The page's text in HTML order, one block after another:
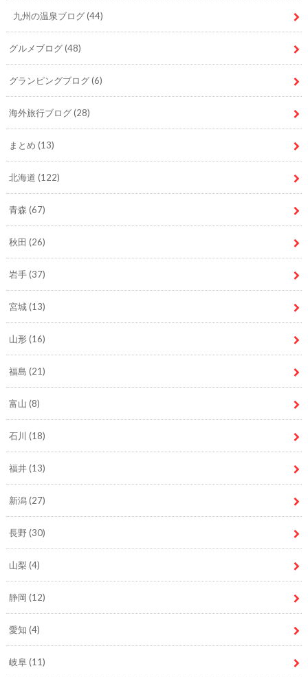
九州の温泉ブログ(44)
グルメブログ(48)
グランピングブログ(6)
海外旅行ブログ(28)
まとめ (13)
北海道 (122)
青森 (67)
秋田 (26)
岩手(37)
宮城(13)
山形(16)
福島 (21)
富山 (8)
石川 (18)
福井(13)
新潟(27)
長野(30)
山梨 (4)
静岡 (12)
愛知 (4)
岐阜(11)